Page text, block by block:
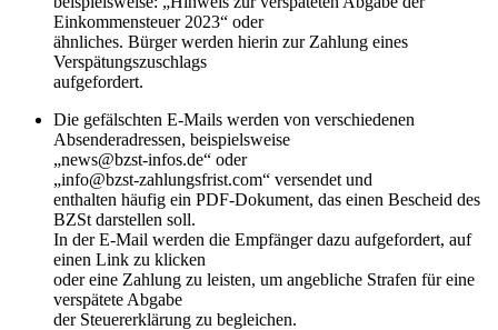
Einkommensteuer 2023“ oder
ähnliches. Bürger werden hierin zur Zahlung eines
Verspätungszuschlags
aufgefordert.
Die gefälschten E-Mails werden von verschiedenen
Absenderadressen, beispielsweise
„news@bzst-infos.de“ oder
„info@bzst-zahlungsfrist.com“ versendet und
enthalten häufig ein PDF-Dokument, das einen Bescheid des
BZSt darstellen soll.
In der E-Mail werden die Empfänger dazu aufgefordert, auf
einen Link zu klicken
oder eine Zahlung zu leisten, um angebliche Strafen für eine
verspätete Abgabe
der Steuererklärung zu begleichen.